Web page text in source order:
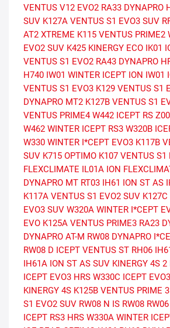
VENTUS V12 EVO2 RA33 DYNAPRO
SUV K127A VENTUS S1 EVO3 SUV
AT2 XTREME K115 VENTUS PRIME2
EVO2 SUV K425 KINERGY ECO IK01
VENTUS S1 EVO2 RA43 DYNAPRO
H740 IW01 WINTER ICEPT ION IW01
VENTUS S1 EVO3 K129 VENTUS S1
DYNAPRO MT2 K127B VENTUS S1
VENTUS PRIME4 W442 ICEPT RS
W462 WINTER ICEPT RS3 W320B
W330 WINTER I*CEPT EVO3 K117B
SUV K715 OPTIMO K107 VENTUS S1
FLEXCLIMATE IL01A ION
DYNAPRO MT RT03 IH61 ION ST AS
K117A VENTUS S1 EVO2 SUV K127C
EVO3 SUV W320A WINTER I*CEPT
EVO K125A VENTUS PRIME3 RA23
DYNAPRO AT-M RW08 DYNAPRO
RW08 D ICEPT VENTUS ST RH06
IH61A ION ST AS SUV KINERGY 4S
ICEPT EVO3 HRS W330C ICEPT
KINERGY 4S K125B VENTUS PRIME 3
S1 EVO2 SUV RW08 N IS RW08
ICEPT RS3 HRS W330A WINTER